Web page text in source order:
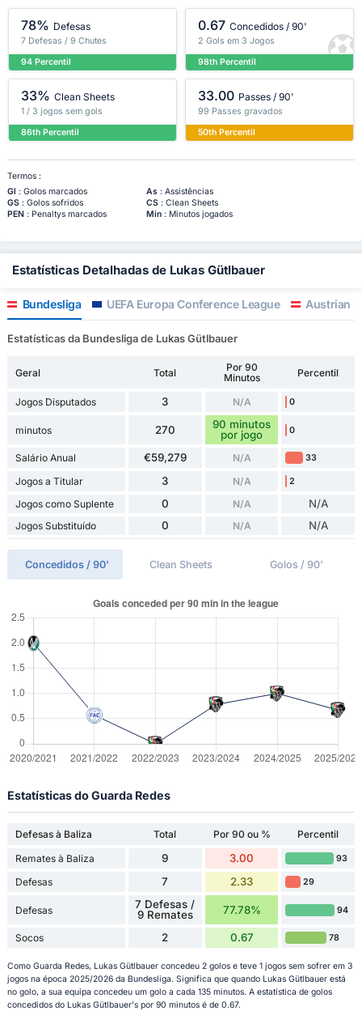
78% Defesas
7 Defesas / 9 Chutes
94 Percentil
0.67 Concedidos / 90'
2 Gols em 3 Jogos
98th Percentil
33% Clean Sheets
1 / 3 jogos sem gols
86th Percentil
33.00 Passes / 90'
99 Passes gravados
50th Percentil
Termos :
Gl : Golos marcados As: Assistências
GS: Golos sofridos CS: Clean Sheets
PEN: Penaltys marcados Min: Minutos jogados
Estatísticas Detalhadas de Lukas Gütlbauer
Bundesliga UEFA Europa Conference League Austrian
Estatísticas da Bundesliga de Lukas Gütlbauer
Geral Total
Por 90
Minutos
Percentil
Jogos Disputados 3 N/A 0
minutos 270
90 minutos
por jogo
0
Salário Anual €59,279 N/A 33
Jogos a Titular 3 N/A 2
Jogos como Suplente 0 N/A N/A
Jogos Substituído 0 N/A N/A
Concedidos / 90' Clean Sheets Golos / 90'
Estatísticas do Guarda Redes
Defesas à Baliza Total Por 90 ou %
Percentil
Remates à Baliza
9 3.00 93
Defesas 7 2.33 29
Defesas
7 Defesas /
9 Remates
77.78% 94
Socos 2 0.67 78
Como Guarda Redes, Lukas Gütlbauer concedeu 2 golos e teve 1 jogos sem sofrer em 3
jogos na época 2025/2026 da Bundesliga. Significa que quando Lukas Gütlbauer está
no golo, a sua equipa concedeu um golo a cada 135 minutos. A estatística de golos
concedidos do Lukas Gütlbauer's por 90 minutos é de 0.67.